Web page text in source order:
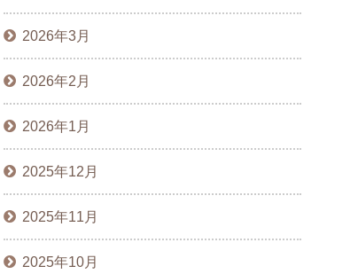
2026年3月
2026年2月
2026年1月
2025年12月
2025年11月
2025年10月